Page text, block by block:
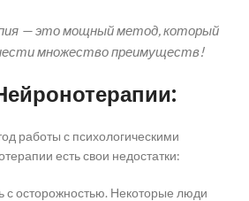
— это мощный метод, который
множество преимуществ!
работы с психологическими
есть свои недостатки:
с осторожностью. Некоторые люди